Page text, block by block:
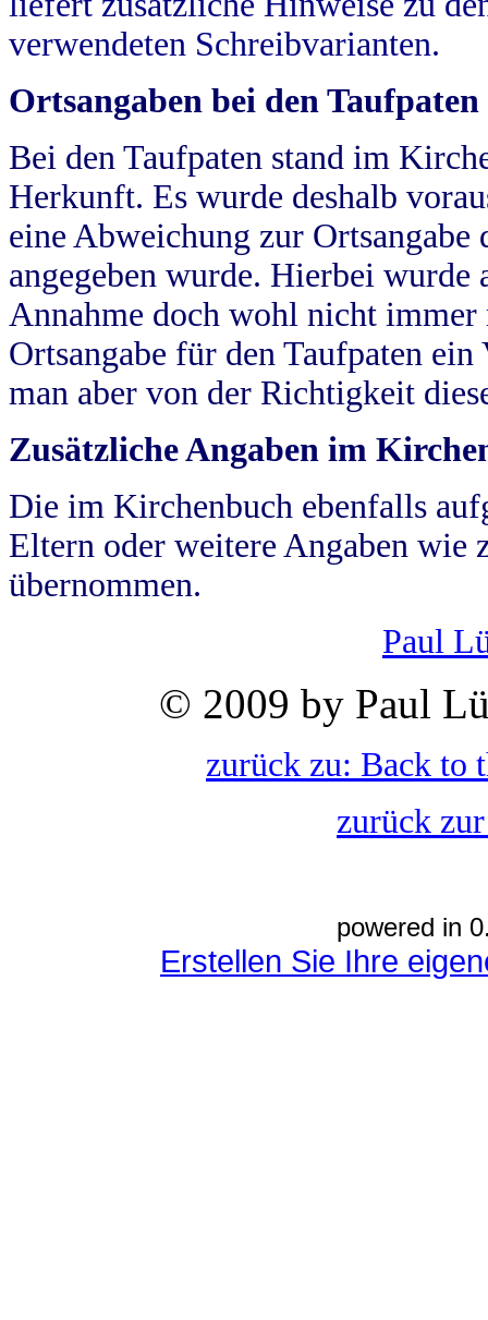
verwendeten Schreibvarianten.
Ortsangaben bei den Taufpaten
Bei den Taufpaten stand im
Herkunft. Es wurde deshalb
eine Abweichung zur
angegeben wurde. Hierbei wurde
Annahme doch wohl nicht
Ortsangabe für den Taufpaten
man aber von der Richtigkeit
Zusätzliche Angaben im
Die im Kirchenbuch ebenfalls
Eltern oder weitere Angaben wie
übernommen.
Paul
© 2009 by Paul
zurück zu: Back to
zurück
powered in
Erstellen Sie Ihre